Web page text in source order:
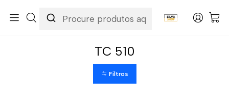
Suspensão & Travões
Pastilhas de Travão Husqvarna TC 510
TC 510
Filtros